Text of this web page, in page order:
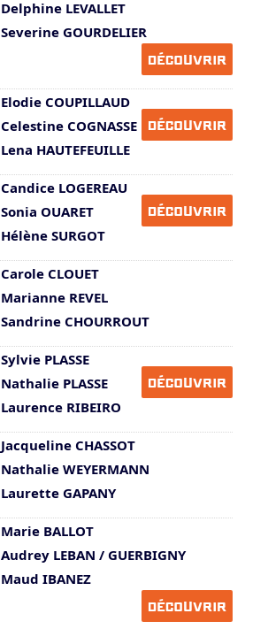
Delphine LEVALLET
Severine GOURDELIER
DÉCOUVRIR
Elodie COUPILLAUD
Celestine COGNASSE
Lena HAUTEFEUILLE
DÉCOUVRIR
Candice LOGEREAU
Sonia OUARET
Hélène SURGOT
DÉCOUVRIR
Carole CLOUET
Marianne REVEL
Sandrine CHOURROUT
Sylvie PLASSE
Nathalie PLASSE
Laurence RIBEIRO
DÉCOUVRIR
Jacqueline CHASSOT
Nathalie WEYERMANN
Laurette GAPANY
Marie BALLOT
Audrey LEBAN / GUERBIGNY
Maud IBANEZ
DÉCOUVRIR